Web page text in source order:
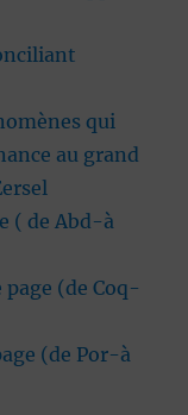
qui
au grand
( de Abd-à
(de Coq-
(de Por-à